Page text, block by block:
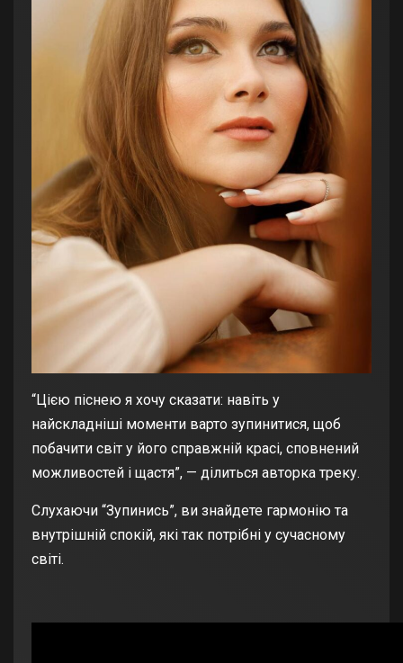
“Цією піснею я хочу сказати: навіть у
найскладніші моменти варто зупинитися, щоб
побачити світ у його справжній красі, сповнений
можливостей і щастя”, — ділиться авторка треку.
Слухаючи “Зупинись”, ви знайдете гармонію та
внутрішній спокій, які так потрібні у сучасному
світі.